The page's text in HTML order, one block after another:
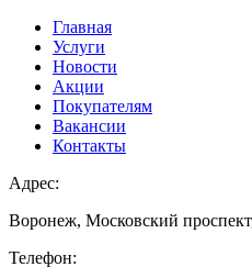
Главная
Услуги
Новости
Акции
Покупателям
Вакансии
Контакты
Адрес:
Воронеж, Московский
Телефон: